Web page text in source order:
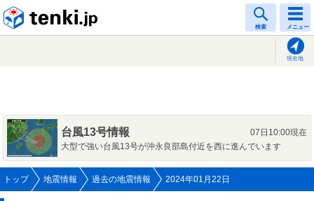
検索 メニュー
現在地
台風13号情報
07日10:00現在
大型で強い台風13号が沖永良部島付近を西に進んでいます
トップ 地震情報 過去の地震情報 2024年01月22日